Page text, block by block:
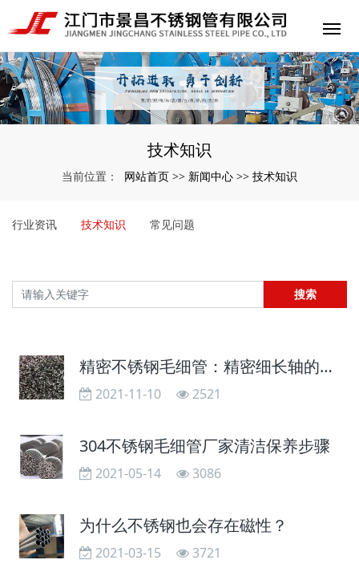
技术知识
当前位置： 网站首页 >> 新闻中心 >> 技术知识
行业资讯 技术知识 常见问题
搜索
精密不锈钢毛细管：精密细长轴的弯曲的原因
2021-11-10 2521
304不锈钢毛细管厂家清洁保养步骤
2021-05-14 3086
为什么不锈钢也会存在磁性？
2021-03-15 3721